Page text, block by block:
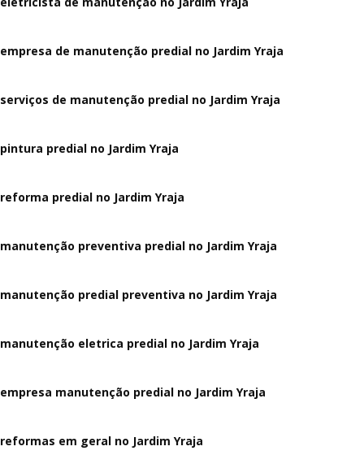
empresa de manutenção predial no Jardim Yraja
serviços de manutenção predial no Jardim Yraja
pintura predial no Jardim Yraja
reforma predial no Jardim Yraja
manutenção preventiva predial no Jardim Yraja
manutenção predial preventiva no Jardim Yraja
manutenção eletrica predial no Jardim Yraja
empresa manutenção predial no Jardim Yraja
reformas em geral no Jardim Yraja